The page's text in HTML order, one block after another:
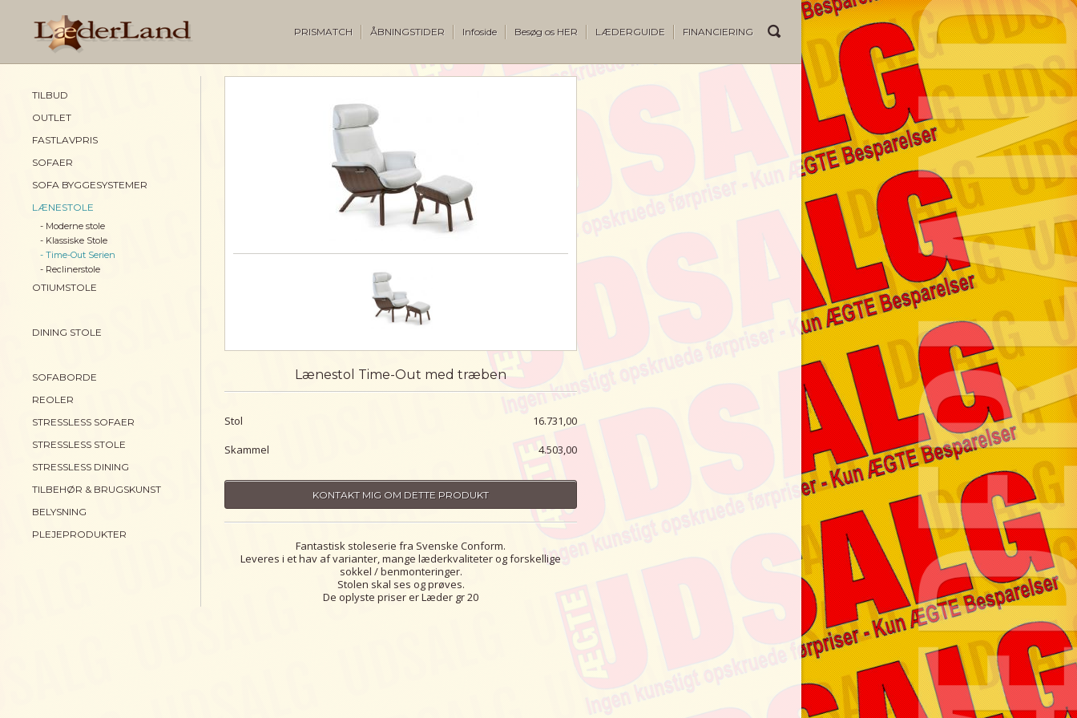
PRISMATCH ÅBNINGSTIDER Infoside Besøg os HER LÆDERGUIDE FINANCIERING
TILBUD
OUTLET
FASTLAVPRIS
SOFAER
SOFA BYGGESYSTEMER
LÆNESTOLE
- Moderne stole
- Klassiske Stole
- Time-Out Serien
- Reclinerstole
OTIUMSTOLE
DINING STOLE
SOFABORDE
REOLER
STRESSLESS SOFAER
STRESSLESS STOLE
STRESSLESS DINING
TILBEHØR & BRUGSKUNST
BELYSNING
PLEJEPRODUKTER
Lænestol Time-Out med træben
Stol
16.731,00
Skammel
4.503,00
KONTAKT MIG OM DETTE PRODUKT
Fantastisk stoleserie fra Svenske Conform.
Leveres i et hav af varianter, mange læderkvaliteter og forskellige
sokkel / benmonteringer.
Stolen skal ses og prøves.
De oplyste priser er Læder gr 20